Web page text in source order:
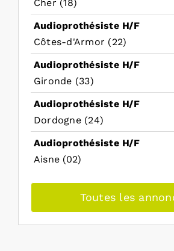
Cher (18)
Audioprothésiste H/F
Côtes-d'Armor (22)
Audioprothésiste H/F
Gironde (33)
Audioprothésiste H/F
Dordogne (24)
Audioprothésiste H/F
Aisne (02)
Toutes les